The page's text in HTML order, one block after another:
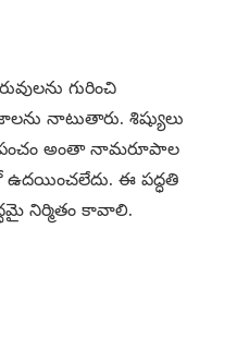
గురించి
నాటుతారు. శిష్యులు
అంతా నామరూపాల
ఉదయించలేదు. ఈ పద్ధతి
నిర్మితం కావాలి.